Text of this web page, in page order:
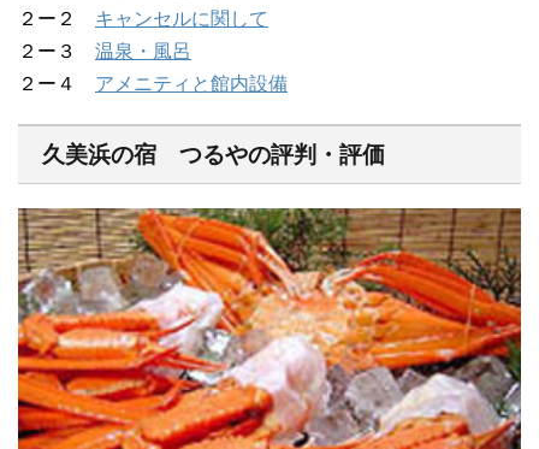
２ー２ キャンセルに関して
２ー３ 温泉・風呂
２ー４ アメニティと館内設備
久美浜の宿 つるやの評判・評価